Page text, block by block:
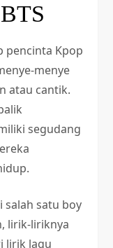
pencinta Kpop
menye
atau cantik.
segudang
salah satu boy
lirik-liriknya
lirik lagu